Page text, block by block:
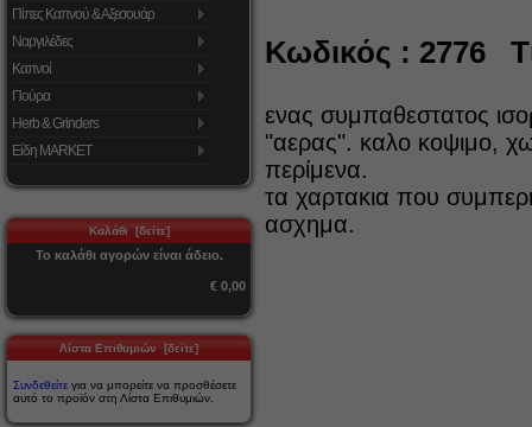
Πίπες Καπνού & Αξεσουάρ
Ναργιλέδες
Καπνοί
Πούρα
Herb & Grinders
Είδη MARKET
Καλάθι [δείτε]
Το καλάθι αγορών είναι άδειο.
€ 0,00
Λίστα Επιθυμιών [δείτε]
Συνδεθείτε για να μπορείτε να προσθέσετε
αυτό το προϊόν στη Λίστα Επιθυμιών.
Κωδικός : 2776
ενας συμπαθεστατος
"αερας". καλο κοψιμο,
περίμενα.
τα χαρτακια που
ασχημα.